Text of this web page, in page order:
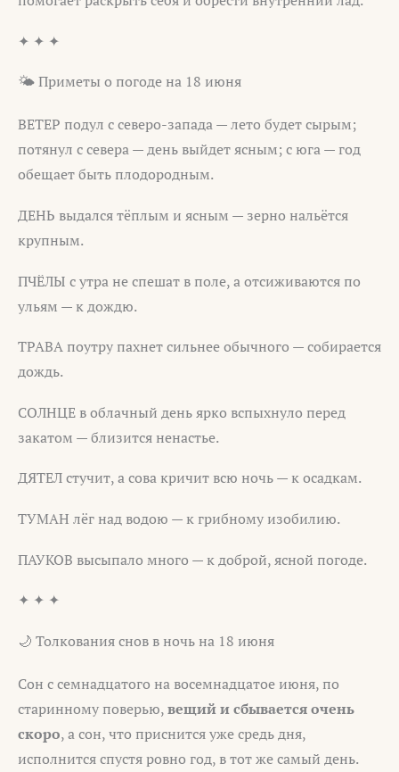
✦ ✦ ✦
🌤️ Приметы о погоде на 18 июня
ВЕТЕР подул с северо-запада — лето будет сырым;
потянул с севера — день выйдет ясным; с юга — год
обещает быть плодородным.
ДЕНЬ выдался тёплым и ясным — зерно нальётся
крупным.
ПЧЁЛЫ с утра не спешат в поле, а отсиживаются по
ульям — к дождю.
ТРАВА поутру пахнет сильнее обычного — собирается
дождь.
СОЛНЦЕ в облачный день ярко вспыхнуло перед
закатом — близится ненастье.
ДЯТЕЛ стучит, а сова кричит всю ночь — к осадкам.
ТУМАН лёг над водою — к грибному изобилию.
ПАУКОВ высыпало много — к доброй, ясной погоде.
✦ ✦ ✦
🌙 Толкования снов в ночь на 18 июня
Сон с семнадцатого на восемнадцатое июня, по
старинному поверью,вещий и сбывается очень
скоро, а сон, что приснится уже средь дня,
исполнится спустя ровно год, в тот же самый день.